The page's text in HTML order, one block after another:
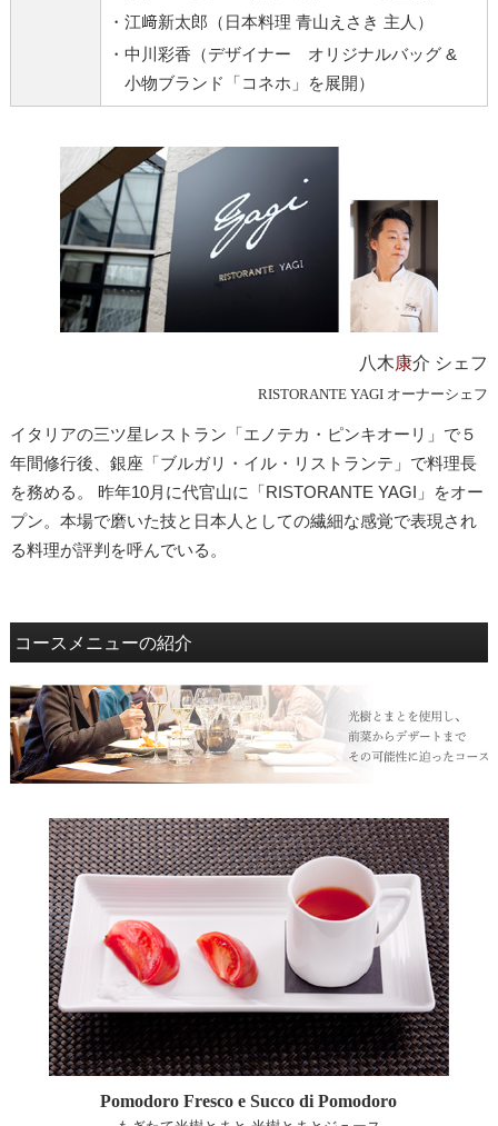
・江﨑新太郎（日本料理 青山えさき 主人）
・中川彩香（デザイナー オリジナルバッグ &
小物ブランド「コネホ」を展開）
八木康介 シェフ
RISTORANTE YAGI オーナーシェフ
イタリアの三ツ星レストラン「エノテカ・ピンキオーリ」で５
年間修行後、銀座「ブルガリ・イル・リストランテ」で料理長
を務める。 昨年10月に代官山に「RISTORANTE YAGI」をオー
プン。本場で磨いた技と日本人としての繊細な感覚で表現され
る料理が評判を呼んでいる。
コースメニューの紹介
Pomodoro Fresco e Succo di Pomodoro